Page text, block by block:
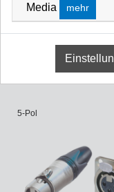
5-Pol
Media mehr